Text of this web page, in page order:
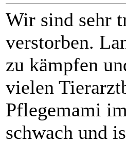
Wir sind sehr
verstorben.
zu kämpfen
vielen
Pflegemami
schwach und